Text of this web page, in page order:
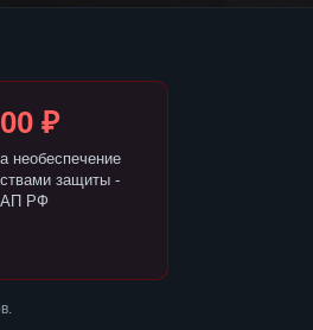
₽
необеспечение
защиты -
РФ